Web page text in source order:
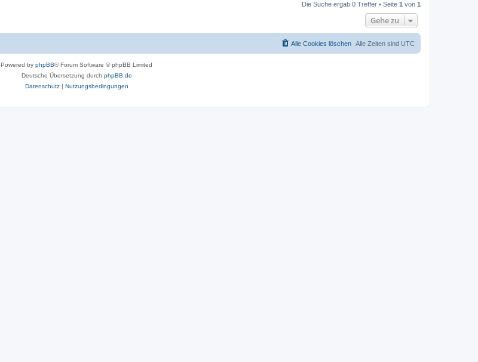
Die Suche ergab 0 Treffer • Seite 1 von 1
Gehe zu
Alle Zeiten sind UTC
Alle Cookies löschen
Powered by phpBB® Forum Software © phpBB Limited
Deutsche Übersetzung durch phpBB.de
Datenschutz| Nutzungsbedingungen